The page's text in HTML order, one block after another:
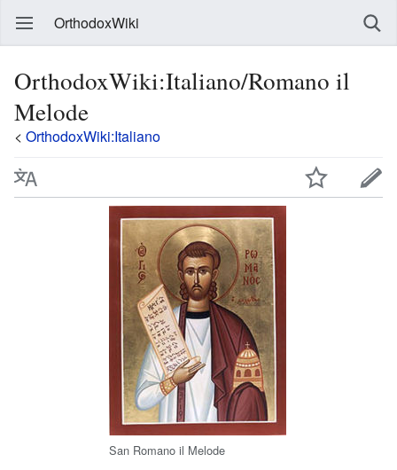
OrthodoxWiki
OrthodoxWiki:Italiano/Romano il
Melode
< OrthodoxWiki:Italiano
San Romano il Melode